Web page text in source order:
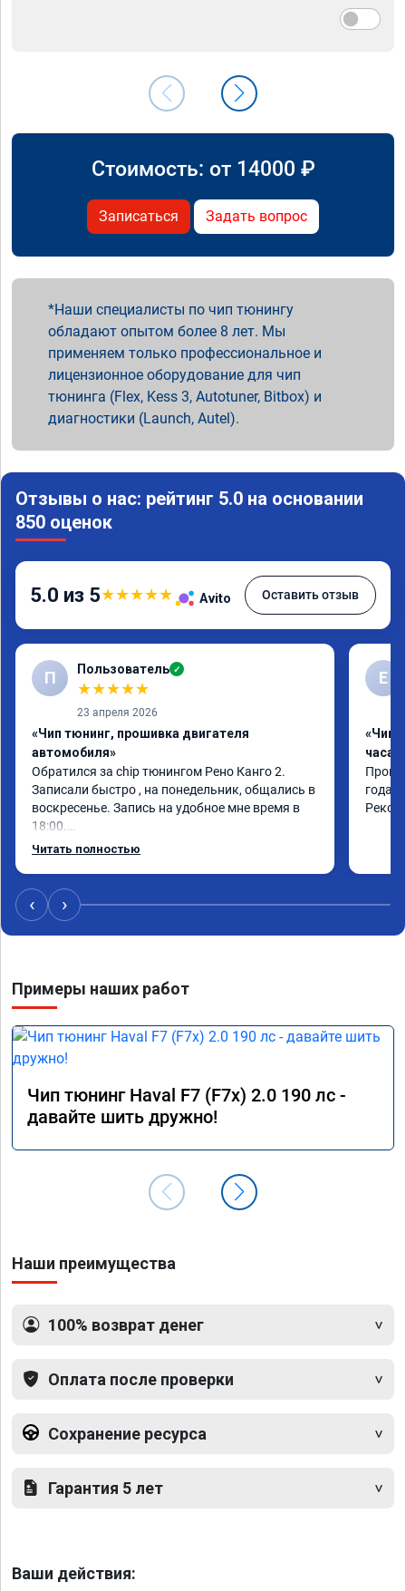
Стоимость: от 14000 ₽
Записаться Задать вопрос
Наши специалисты по чип тюнингу
обладают опытом более 8 лет. Мы
применяем только профессиональное и
лицензионное оборудование для чип
тюнинга (Flex, Kess 3, Autotuner, Bitbox) и
диагностики (Launch, Autel).
Отзывы о нас: рейтинг 5.0 на основании
850 оценок
5.0 из 5★★★★★ Avito Оставить отзыв
П Пользователь ✓
★★★★★
23 апреля 2026
«Чип тюнинг, прошивка двигателя
автомобиля»
Обратился за chip тюнингом Рено Канго 2.
Записали быстро , на понедельник, общались в
воскресенье. Запись на удобное мне время в
18:00.
Работу выполнили за 30 минут, качественно,
Читать полностью
Е
«Чип
часа»
года.
‹ ›
Примеры наших работ
Чип тюнинг Haval F7 (F7x) 2.0 190 лс -
давайте шить дружно!
Наши преимущества
100% возврат денег
Оплата после проверки
Сохранение ресурса
Гарантия 5 лет
Ваши действия: